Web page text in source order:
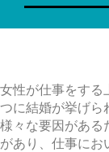
女性が仕事をする
つに結婚が挙げら
様々な要因がある
があり、仕事にお